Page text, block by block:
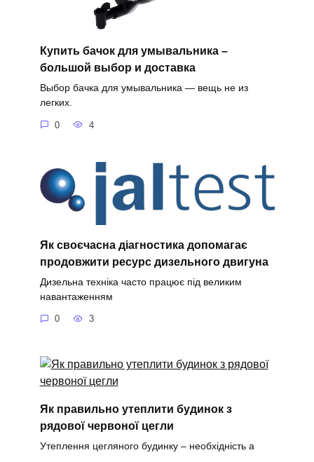
Купить бачок для умывальника –
большой выбор и доставка
Выбор бачка для умывальника — вещь не из
легких.
0 4
Як своєчасна діагностика допомагає
продовжити ресурс дизельного двигуна
Дизельна техніка часто працює під великим
навантаженням
0 3
Як правильно утеплити будинок з
рядової червоної цегли
Утеплення цегляного будинку – необхідність а